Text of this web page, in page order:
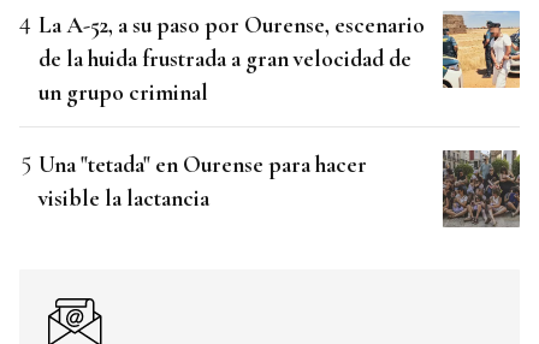
La A-52, a su paso por Ourense, escenario
de la huida frustrada a gran velocidad de
un grupo criminal
Una "tetada" en Ourense para hacer
visible la lactancia